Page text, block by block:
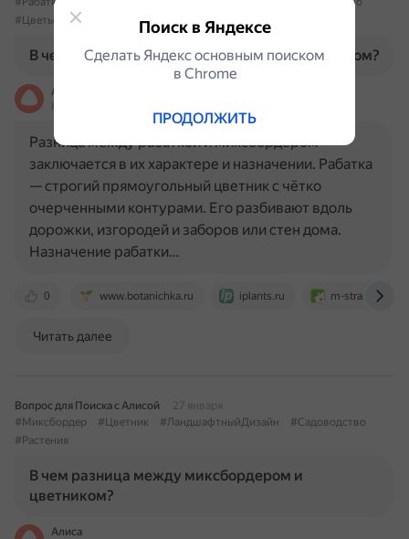
#Цветы
#Растения
В чем разница между рабаткой и миксбордером?
Алиса
0 www.botanichka.ru iplants.ru m-strana.ru
Разница между рабаткой и миксбордером
заключается в их характере и назначении. Рабатка
— строгий прямоугольный цветник с чётко
очерченными контурами. Его разбивают вдоль
дорожки, изгородей и заборов или стен дома.
Назначение рабатки…
Читать далее
Вопрос для Поиска с Алисой
27 января
#Миксбордер
#Цветник #ЛандшафтныйДизайн
#Садоводство
#Растения
В чем разница между миксбордером и
цветником?
Алиса
Поиск в Яндексе
Сделать Яндекс основным поиском
в Сhrome
ПРОДОЛЖИТЬ